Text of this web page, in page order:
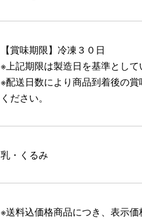
【賞味期限】冷凍３０日
※上記期限は製造日を基準として
※配送日数により商品到着後の
ください。
乳・くるみ
※送料込価格商品につき、表示価